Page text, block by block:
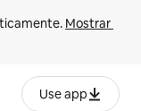
Mostrar
Use app